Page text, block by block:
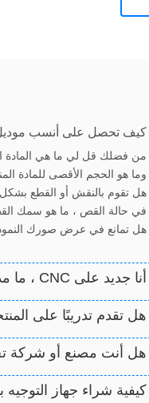
كيف تحصل على أنسب
من فضلك قل لي ما هي المادة
وما هو الحجم الأقصى للمادة
هل تقوم بالنقش أو القطع
في حالة القص ، ما هو سمك
هل تمانع في عرض صورك
أنا جديد على CNC ، ما مدى صعوبة تشغيل أجهزتك؟
هل تقدم تدريبًا على
هل أنت مصنع أو شركة
كيفية شراء جهاز